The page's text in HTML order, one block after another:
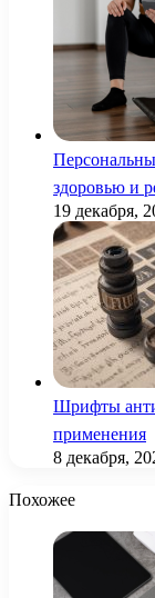
здоровью и
19 декабря,
Шрифты
применения
8 декабря,
Похожее